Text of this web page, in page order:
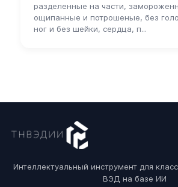
разделенные на части,
ощипанные и потрошеные, без
ног и без шейки, сердца, п...
Интеллектуальный инструмент для
ВЭД на базе ИИ